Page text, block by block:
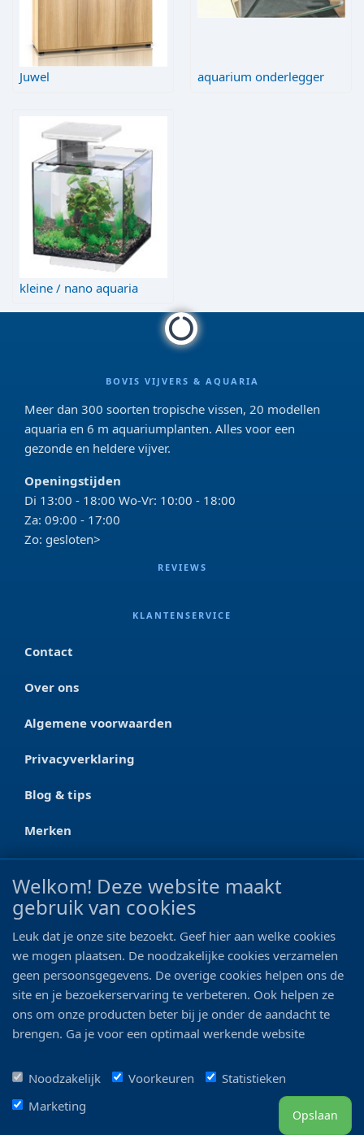
Juwel aquarium onderlegger
kleine / nano aquaria
BOVIS VIJVERS & AQUARIA
Meer dan 300 soorten tropische vissen, 20 modellen
aquaria en 6 m aquariumplanten. Alles voor een
gezonde en heldere vijver.
Openingstijden
Di 13:00 - 18:00 Wo-Vr: 10:00 - 18:00
Za: 09:00 - 17:00
Zo: gesloten>
REVIEWS
KLANTENSERVICE
Contact
Over ons
Algemene voorwaarden
Privacyverklaring
Blog & tips
Merken
CONTACT
Ootmarsumseweg 125a
0546 - 622 990
06 - 11 19 81 42
info@bo-vis.nl
Welkom! Deze website maakt
gebruik van cookies
Leuk dat je onze site bezoekt. Geef hier aan welke cookies
we mogen plaatsen. De noodzakelijke cookies verzamelen
geen persoonsgegevens. De overige cookies helpen ons de
site en je bezoekerservaring te verbeteren. Ook helpen ze
ons om onze producten beter bij je onder de aandacht te
brengen. Ga je voor een optimaal werkende website
Noodzakelijk
Voorkeuren
Statistieken
Marketing
Opslaan